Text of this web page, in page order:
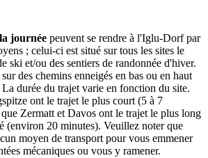
journée peuvent se rendre à l'Iglu-Dorf par
; celui-ci est situé sur tous les sites le
ski et/ou des sentiers de randonnée d'hiver.
des chemins enneigés en bas ou en haut
durée du trajet varie en fonction du site.
ont le trajet le plus court (5 à 7
Zermatt et Davos ont le trajet le plus long
(environ 20 minutes). Veuillez noter que
moyen de transport pour vous emmener
mécaniques ou vous y ramener.